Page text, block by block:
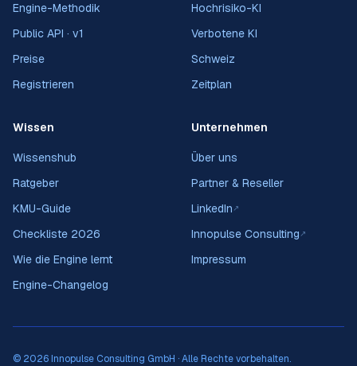
Engine-Methodik
Public API · v1
Preise
Registrieren
Hochrisiko-KI
Verbotene KI
Schweiz
Zeitplan
Wissen
Wissenshub
Ratgeber
KMU-Guide
Checkliste 2026
Wie die Engine lernt
Engine-Changelog
Unternehmen
Über uns
Partner & Reseller
LinkedIn ↗
Innopulse Consulting ↗
Impressum
© 2026 Innopulse Consulting GmbH · Alle Rechte vorbehalten.